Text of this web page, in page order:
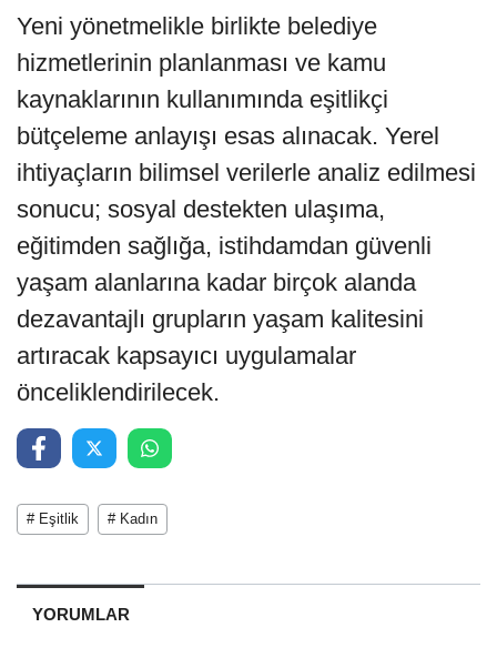
Yeni yönetmelikle birlikte belediye
hizmetlerinin planlanması ve kamu
kaynaklarının kullanımında eşitlikçi
bütçeleme anlayışı esas alınacak. Yerel
ihtiyaçların bilimsel verilerle analiz edilmesi
sonucu; sosyal destekten ulaşıma,
eğitimden sağlığa, istihdamdan güvenli
yaşam alanlarına kadar birçok alanda
dezavantajlı grupların yaşam kalitesini
artıracak kapsayıcı uygulamalar
önceliklendirilecek.
# Eşitlik # Kadın
YORUMLAR